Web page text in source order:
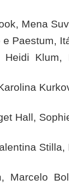
Mena
e Paestum,
Klum,
Hall,
Stilla,
Marcelo